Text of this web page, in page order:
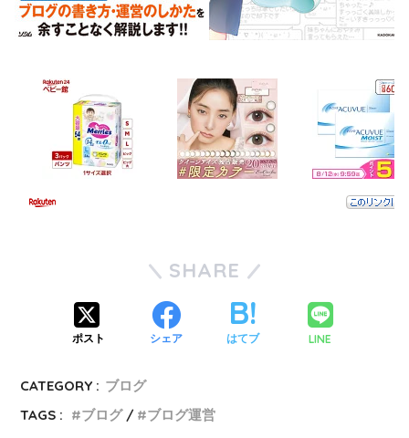
SHARE
ポスト シェア はてブ LINE
CATEGORY : ブログ
TAGS :
ブログ ブログ運営